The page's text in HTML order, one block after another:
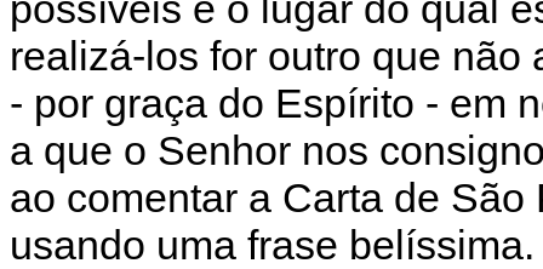
realizá-los for outro que
- por graça do Espírito - em
a que o Senhor nos
ao comentar a Carta de
usando uma frase belíssima.